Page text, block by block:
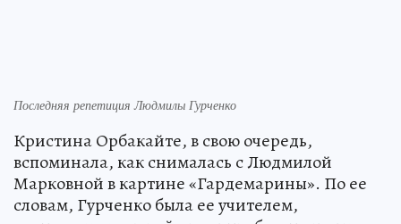
Последняя репетиция Людмилы Гурченко
Кристина Орбакайте, в свою очередь,
вспоминала, как снималась с Людмилой
Марковной в картине «Гардемарины». По ее
словам, Гурченко была ее учителем,